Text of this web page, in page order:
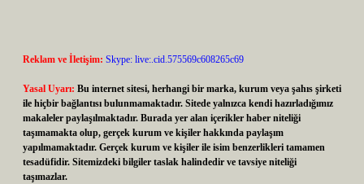
Reklam ve İletişim: Skype: live:.cid.575569c608265c69
Yasal Uyarı: Bu internet sitesi, herhangi bir marka, kurum veya şahıs şirketi
ile hiçbir bağlantısı bulunmamaktadır. Sitede yalnızca kendi hazırladığımız
makaleler paylaşılmaktadır. Burada yer alan içerikler haber niteliği
taşımamakta olup, gerçek kurum ve kişiler hakkında paylaşım
yapılmamaktadır. Gerçek kurum ve kişiler ile isim benzerlikleri tamamen
tesadüfidir. Sitemizdeki bilgiler taslak halindedir ve tavsiye niteliği
taşımazlar.